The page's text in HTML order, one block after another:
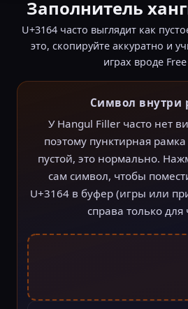
Заполнитель
U+3164 часто выглядит как
это, скопируйте аккуратно и
играх вроде
Символ внутри
У Hangul Filler часто нет
поэтому пунктирная
пустой, это нормально.
сам символ, чтобы
U+3164 в буфер (игры или
справа только для